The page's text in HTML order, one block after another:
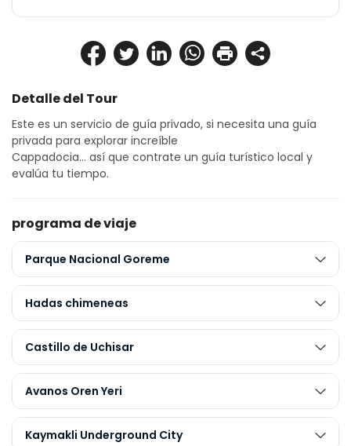
Detalle del Tour
Este es un servicio de guía privado, si necesita una guía
privada para explorar increíble
Cappadocia... así que contrate un guía turístico local y
evalúa tu tiempo.
programa de viaje
Parque Nacional Goreme
Hadas chimeneas
Castillo de Uchisar
Avanos Oren Yeri
Kaymakli Underground City